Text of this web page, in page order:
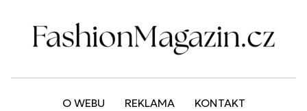
O WEBU REKLAMA KONTAKT